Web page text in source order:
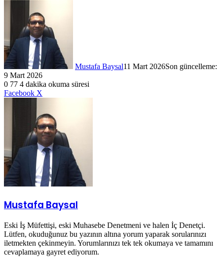
Mustafa Baysal11 Mart 2026Son güncelleme:
9 Mart 2026
0 77 4 dakika okuma süresi
Facebook X
paylaş
Mustafa Baysal
Eski İş Müfettişi, eski Muhasebe Denetmeni ve halen İç Denetçi.
Lütfen, okuduğunuz bu yazının altına yorum yaparak sorularınızı
iletmekten çekinmeyin. Yorumlarınızı tek tek okumaya ve tamamını
cevaplamaya gayret ediyorum.